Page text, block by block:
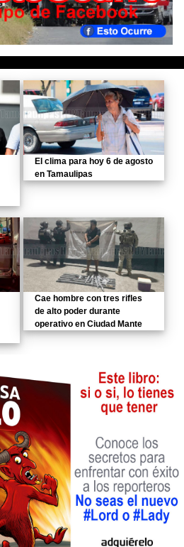
El clima para hoy 6 de agosto
en Tamaulipas
Cae hombre con tres rifles
de alto poder durante
operativo en Ciudad Mante